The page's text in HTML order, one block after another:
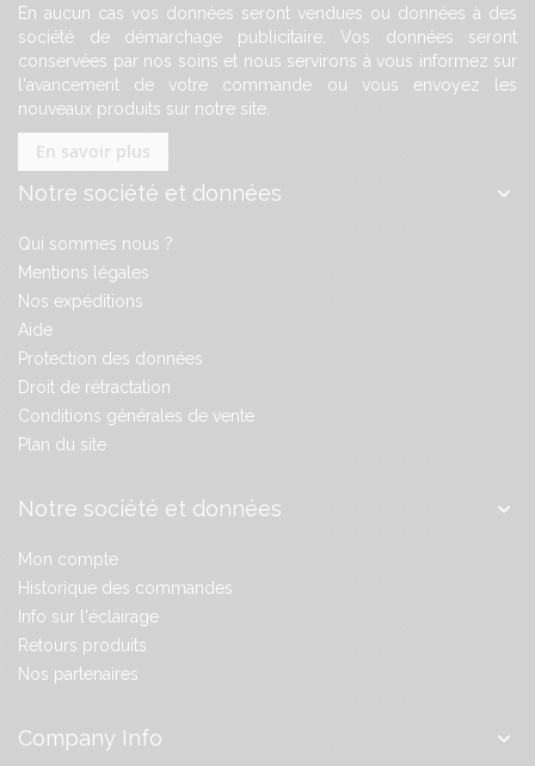
En aucun cas vos données seront vendues ou données à des
société de démarchage publicitaire. Vos données seront
conservées par nos soins et nous servirons à vous informez sur
l'avancement de votre commande ou vous envoyez les
nouveaux produits sur notre site.
En savoir plus
Notre société et données
Qui sommes nous ?
Mentions légales
Nos expéditions
Aide
Protection des données
Droit de rétractation
Conditions générales de vente
Plan du site
Notre société et données
Mon compte
Historique des commandes
Info sur l'éclairage
Retours produits
Nos partenaires
Company Info